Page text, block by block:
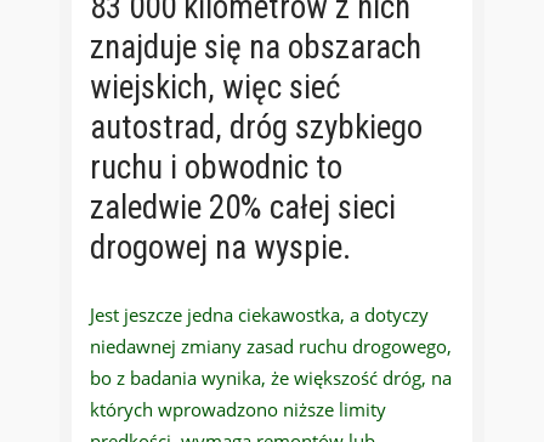
znajduje się na obszarach
wiejskich, więc sieć
autostrad, dróg szybkiego
ruchu i obwodnic to
zaledwie 20% całej sieci
drogowej na wyspie.
Jest jeszcze jedna ciekawostka, a dotyczy
niedawnej zmiany zasad ruchu drogowego,
bo z badania wynika, że większość dróg, na
których wprowadzono niższe limity